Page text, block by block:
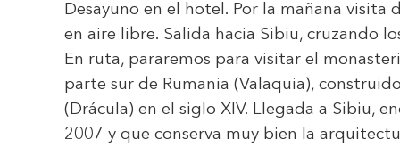
Desayuno en el hotel. Por la mañana
en aire libre. Salida hacia Sibiu, cruzando
En ruta, pararemos para visitar el
parte sur de Rumania (Valaquia),
(Drácula) en el siglo XIV. Llegada a Sibiu,
2007 y que conserva muy bien la